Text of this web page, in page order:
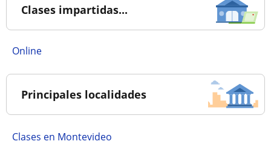
Clases impartidas...
online
Principales localidades
Clases en Montevideo